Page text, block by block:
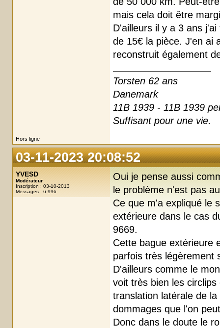
mais cela doit être
D'ailleurs il y a 3 ans
de 15€ la pièce. J'en ai
reconstruit également
Torsten 62 ans
Danemark
11B 1939 - 11B 1939
Suffisant pour une vie.
Hors ligne
03-11-2023 20:08:52
YVESD
Modérateur
Inscription : 03-10-2013
Messages : 6 996
Oui je pense aussi
le problème n'est pas
Ce que m'a expliqué le
extérieure dans le cas
9669.
Cette bague extérieure
parfois très légèrement
D'ailleurs comme le
voit très bien les
translation latérale de
dommages que l'on
Donc dans le doute le